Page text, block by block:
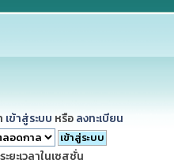
เข้าสู่ระบบ หรือ ลงทะเบียน
ยะเวลาในเซสชั่น